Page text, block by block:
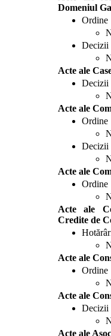
Domeniul
Ordine
Decizii
Acte ale
Decizii
Acte ale
Ordine
Decizii
Acte ale
Ordine
Acte ale
Credite de
Acte ale
Ordine
Acte ale
Decizii
Acte ale